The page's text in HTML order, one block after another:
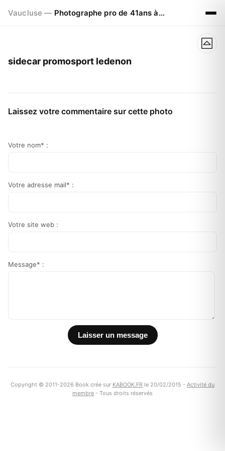
Vaucluse — Photographe pro de 41ans à Visan 84820
sidecar promosport ledenon
Laissez votre commentaire sur cette photo
Votre nom* :
Votre adresse mail* :
Votre site web :
Message* :
Copyright © 2011-2026 Book crée sur KABOOK.FR le 20/02/2015 - Activité du
membre - Tous droits réservés